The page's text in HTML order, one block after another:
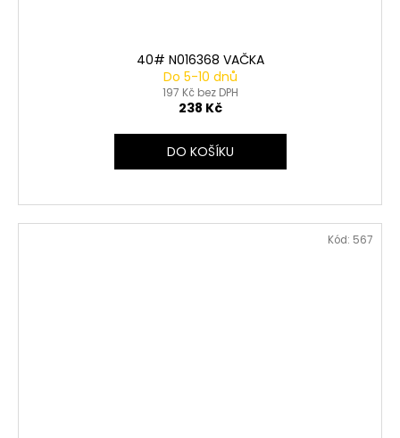
40# N016368 VAČKA
Do 5-10 dnů
197 Kč bez DPH
238 Kč
DO KOŠÍKU
Kód: 567